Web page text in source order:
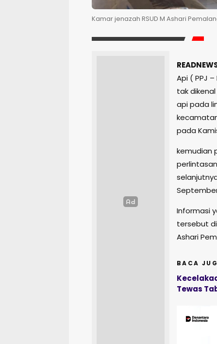
Kamar jenazah RSUD M Ashari
Api ( PPJ
tak
api pada
pada
kemudian
Informasi
tersebut
Ashari
BACA
Tewas